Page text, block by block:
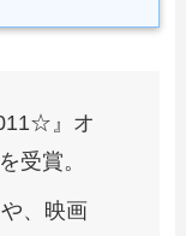
』オ
受賞。
、映画